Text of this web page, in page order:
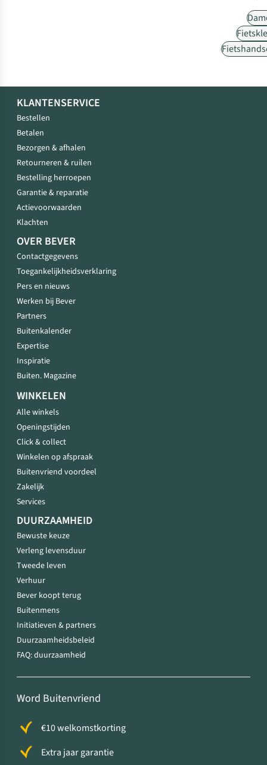
KLANTENSERVICE
Bestellen
Betalen
Bezorgen & afhalen
Retourneren & ruilen
Bestelling herroepen
Garantie & reparatie
Actievoorwaarden
Klachten
OVER BEVER
Contactgegevens
Toegankelijkheidsverklaring
Pers en nieuws
Werken bij Bever
Partners
Buitenkalender
Expertise
Inspiratie
Buiten. Magazine
WINKELEN
Alle winkels
Openingstijden
Click & collect
Winkelen op afspraak
Buitenvriend voordeel
Zakelijk
Services
DUURZAAMHEID
Bewuste keuze
Verleng levensduur
Tweede leven
Verhuur
Bever koopt terug
Buitenmens
Initiatieven & partners
Duurzaamheidsbeleid
FAQ: duurzaamheid
Word Buitenvriend
€10 welkomstkorting
Extra jaar garantie